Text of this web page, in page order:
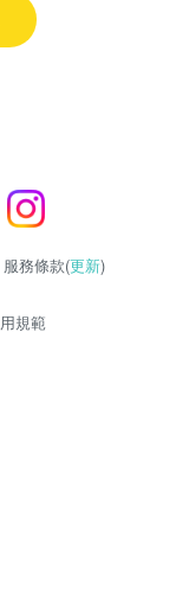
務條款(更新)
規範